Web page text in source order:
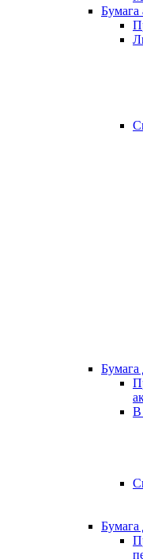
Бумага
Бумага
В
Бумага